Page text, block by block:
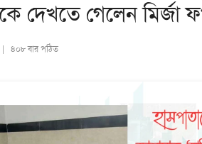
দেখতে গেলেন মির্জা
৪০৮ বার পঠিত